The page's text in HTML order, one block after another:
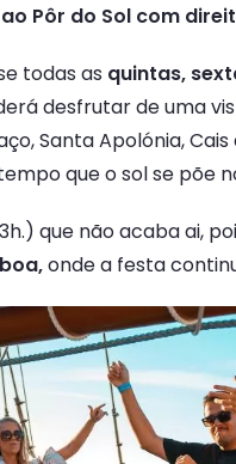
Pôr do Sol com
todas as quintas,
desfrutar de uma
Santa Apolónia,
que o sol se põe
que não acaba ai,
onde a festa